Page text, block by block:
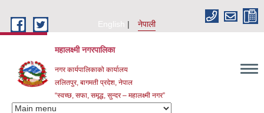
English
नेपाली
महालक्ष्मी नगरपालिका
नगर कार्यपालिकाको कार्यालय
ललितपुर, बागमती प्रदेश, नेपाल
“स्वच्छ, सफा, समृद्ध, सुन्दर – महालक्ष्मी नगर”